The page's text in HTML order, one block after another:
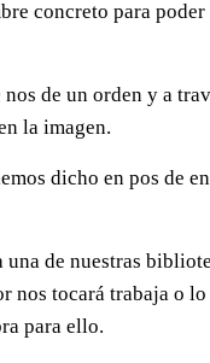
concreto para poder
de un orden y a
la imagen.
dicho en pos de
una de nuestras
nos tocará trabaja o lo
para ello.